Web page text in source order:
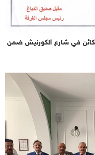
في شارع الكورنيش ضمن